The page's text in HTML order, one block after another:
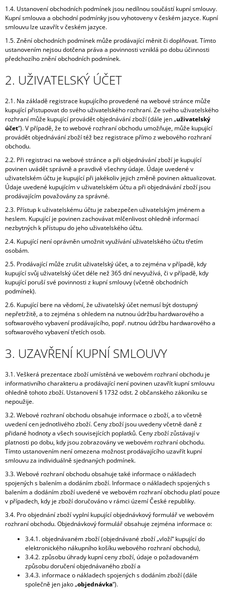
1.4. Ustanovení obchodních podmínek jsou nedílnou součástí kupní smlouvy.
Kupní smlouva a obchodní podmínky jsou vyhotoveny v českém jazyce. Kupní
smlouvu lze uzavřít v českém jazyce.
1.5. Znění obchodních podmínek může prodávající měnit či doplňovat. Tímto
ustanovením nejsou dotčena práva a povinnosti vzniklá po dobu účinnosti
předchozího znění obchodních podmínek.
2. UŽIVATELSKÝ ÚČET
2.1. Na základě registrace kupujícího provedené na webové stránce může
kupující přistupovat do svého uživatelského rozhraní. Ze svého uživatelského
rozhraní může kupující provádět objednávání zboží (dále jen „uživatelský
účet“). V případě, že to webové rozhraní obchodu umožňuje, může kupující
provádět objednávání zboží též bez registrace přímo z webového rozhraní
obchodu.
2.2. Při registraci na webové stránce a při objednávání zboží je kupující
povinen uvádět správně a pravdivě všechny údaje. Údaje uvedené v
uživatelském účtu je kupující při jakékoliv jejich změně povinen aktualizovat.
Údaje uvedené kupujícím v uživatelském účtu a při objednávání zboží jsou
prodávajícím považovány za správné.
2.3. Přístup k uživatelskému účtu je zabezpečen uživatelským jménem a
heslem. Kupující je povinen zachovávat mlčenlivost ohledně informací
nezbytných k přístupu do jeho uživatelského účtu.
2.4. Kupující není oprávněn umožnit využívání uživatelského účtu třetím
osobám.
2.5. Prodávající může zrušit uživatelský účet, a to zejména v případě, kdy
kupující svůj uživatelský účet déle než 365 dní nevyužívá, či v případě, kdy
kupující poruší své povinnosti z kupní smlouvy (včetně obchodních
podmínek).
2.6. Kupující bere na vědomí, že uživatelský účet nemusí být dostupný
nepřetržitě, a to zejména s ohledem na nutnou údržbu hardwarového a
softwarového vybavení prodávajícího, popř. nutnou údržbu hardwarového a
softwarového vybavení třetích osob.
3. UZAVŘENÍ KUPNÍ SMLOUVY
3.1. Veškerá prezentace zboží umístěná ve webovém rozhraní obchodu je
informativního charakteru a prodávající není povinen uzavřít kupní smlouvu
ohledně tohoto zboží. Ustanovení § 1732 odst. 2 občanského zákoníku se
nepoužije.
3.2. Webové rozhraní obchodu obsahuje informace o zboží, a to včetně
uvedení cen jednotlivého zboží. Ceny zboží jsou uvedeny včetně daně z
přidané hodnoty a všech souvisejících poplatků. Ceny zboží zůstávají v
platnosti po dobu, kdy jsou zobrazovány ve webovém rozhraní obchodu.
Tímto ustanovením není omezena možnost prodávajícího uzavřít kupní
smlouvu za individuálně sjednaných podmínek.
3.3. Webové rozhraní obchodu obsahuje také informace o nákladech
spojených s balením a dodáním zboží. Informace o nákladech spojených s
balením a dodáním zboží uvedené ve webovém rozhraní obchodu platí pouze
v případech, kdy je zboží doručováno v rámci území České republiky.
3.4. Pro objednání zboží vyplní kupující objednávkový formulář ve webovém
rozhraní obchodu. Objednávkový formulář obsahuje zejména informace o:
3.4.1. objednávaném zboží (objednávané zboží „vloží“ kupující do
elektronického nákupního košíku webového rozhraní obchodu),
3.4.2. způsobu úhrady kupní ceny zboží, údaje o požadovaném
způsobu doručení objednávaného zboží a
3.4.3. informace o nákladech spojených s dodáním zboží (dále
společně jen jako „objednávka“).